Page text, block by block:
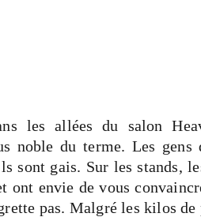
les allées du salon
noble du terme. Les
sont gais. Sur les stands,
ont envie de vous
pas. Malgré les kilos de